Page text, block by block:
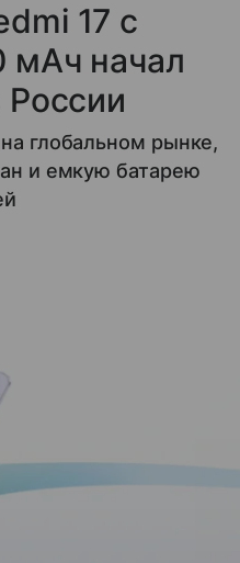
17 с
мАч начал
России
глобальном рынке,
и емкую батарею